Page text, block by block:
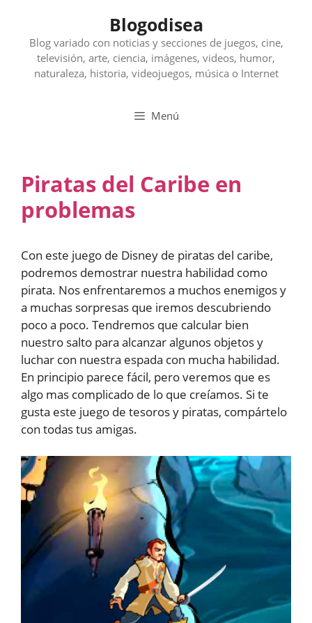
contenido
Blogodisea
Blog variado con noticias y secciones de juegos, cine,
televisión, arte, ciencia, imágenes, videos, humor,
naturaleza, historia, videojuegos, música o Internet
Menú
Piratas del Caribe en
problemas
Con este juego de Disney de piratas del caribe,
podremos demostrar nuestra habilidad como
pirata. Nos enfrentaremos a muchos enemigos y
a muchas sorpresas que iremos descubriendo
poco a poco. Tendremos que calcular bien
nuestro salto para alcanzar algunos objetos y
luchar con nuestra espada con mucha habilidad.
En principio parece fácil, pero veremos que es
algo mas complicado de lo que creíamos. Si te
gusta este juego de tesoros y piratas, compártelo
con todas tus amigas.